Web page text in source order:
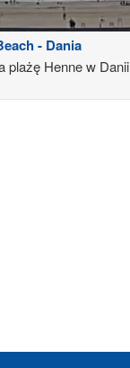
- Dania
plażę Henne w Danii